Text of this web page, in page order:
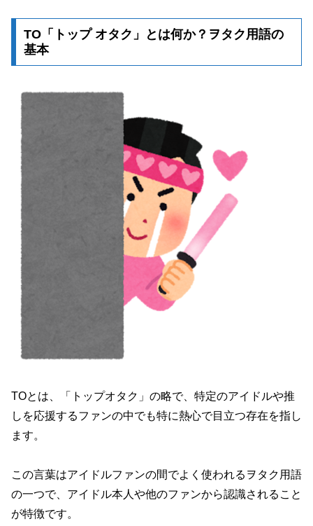
TO「トップ オタク」とは何か？ヲタク用語の
基本
TOとは、「トップオタク」の略で、特定のアイドルや推
しを応援するファンの中でも特に熱心で目立つ存在を指し
ます。
この言葉はアイドルファンの間でよく使われるヲタク用語
の一つで、アイドル本人や他のファンから認識されること
が特徴です。